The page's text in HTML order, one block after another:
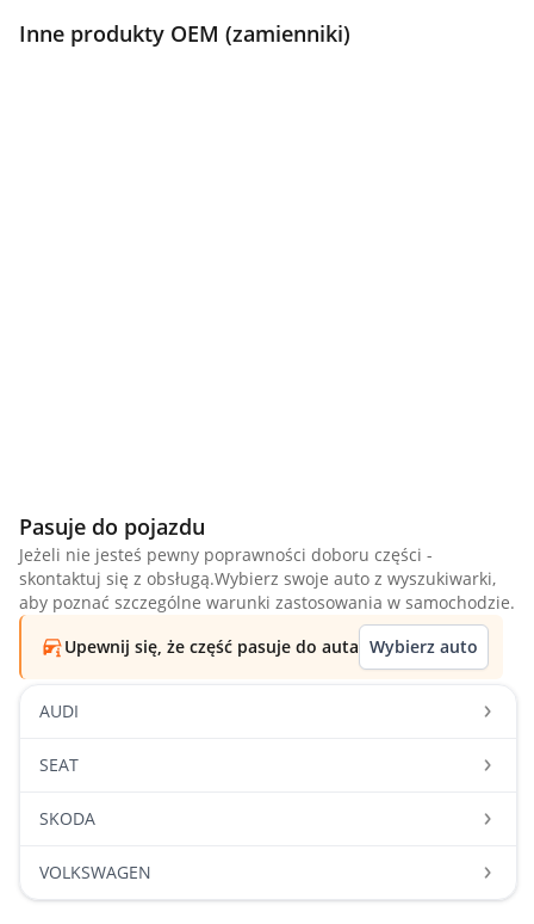
Inne produkty OEM (zamienniki)
Pasuje do pojazdu
Jeżeli nie jesteś pewny poprawności doboru części -
skontaktuj się z obsługą.Wybierz swoje auto z wyszukiwarki,
aby poznać szczególne warunki zastosowania w samochodzie.
Upewnij się, że część pasuje do auta Wybierz auto
AUDI
SEAT
SKODA
VOLKSWAGEN